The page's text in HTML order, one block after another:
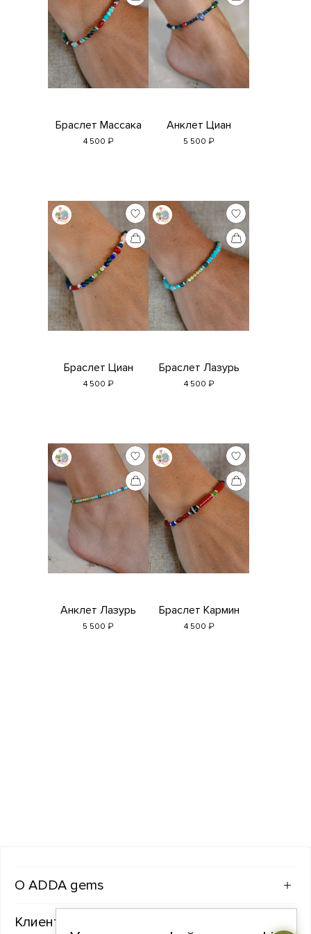
Браслет Массака
4 500 ₽
Анклет Циан
5 500 ₽
Браслет Циан
4 500 ₽
Браслет Лазурь
4 500 ₽
Анклет Лазурь
5 500 ₽
Браслет Кармин
4 500 ₽
ADDA gems
Клиентам